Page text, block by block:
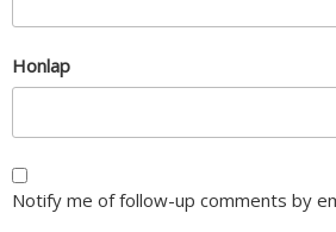
Honlap
Notify me of follow-up comments by